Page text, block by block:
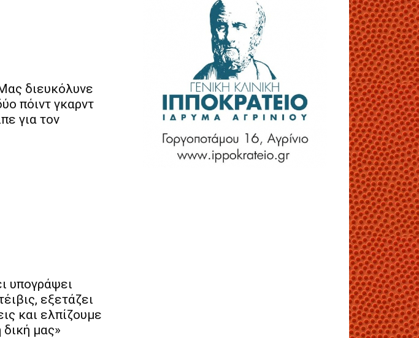
διευκόλυνε
πόιντ γκαρντ
για τον
υπογράψει
εξετάζει
και ελπίζουμε
δική μας»